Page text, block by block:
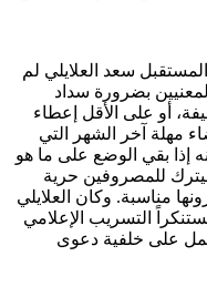
سعد العلايلي لم
بضرورة سداد
أو على الأقل إعطاء
مهلة آخر الشهر التي
إذا بقي الوضع على ما هو
للمصروفين حرية
مناسبة. وكان العلايلي
التسريب الإعلامي
على خلفية دعوى